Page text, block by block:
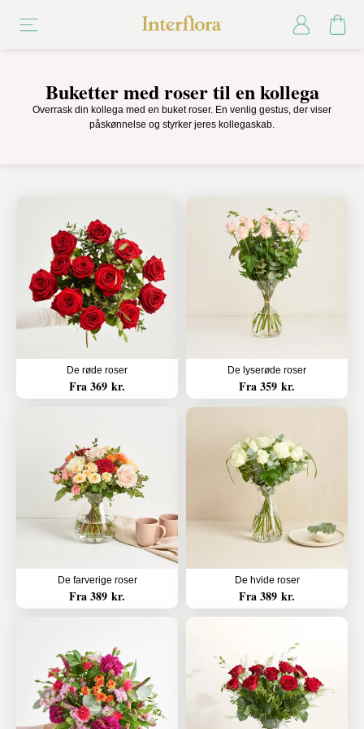
Buketter med roser til en kollega
Overrask din kollega med en buket roser. En venlig gestus, der viser
påskønnelse og styrker jeres kollegaskab.
De røde roser
Fra 369 kr.
De lyserøde roser
Fra 359 kr.
De farverige roser
Fra 389 kr.
De hvide roser
Fra 389 kr.